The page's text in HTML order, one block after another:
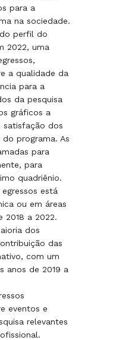
para a
na sociedade.
perfil do
2022, uma
a qualidade da
para a
da pesquisa
gráficos a
satisfação dos
programa. As
para
para
quadriênio.
está
ou em áreas
2018 a 2022.
dos
das
com um
anos de 2019 a
eventos e
relevantes